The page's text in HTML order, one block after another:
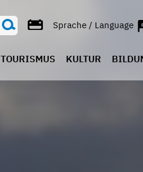
Sprache / Language
TOURISMUS KULTUR